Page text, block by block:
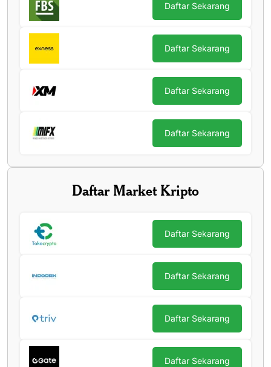
Daftar Sekarang
Daftar Sekarang
Daftar Sekarang
Daftar Sekarang
Daftar Market Kripto
Daftar Sekarang
Daftar Sekarang
Daftar Sekarang
Daftar Sekarang